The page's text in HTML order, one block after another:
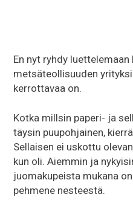
En nyt ryhdy
metsäteollisuuden
kerrottavaa on.
Kotka millsin paperi- ja
täysin puupohjainen,
Sellaisen ei uskottu
kun oli. Aiemmin ja
juomakupeista mukana
pehmene nesteestä.